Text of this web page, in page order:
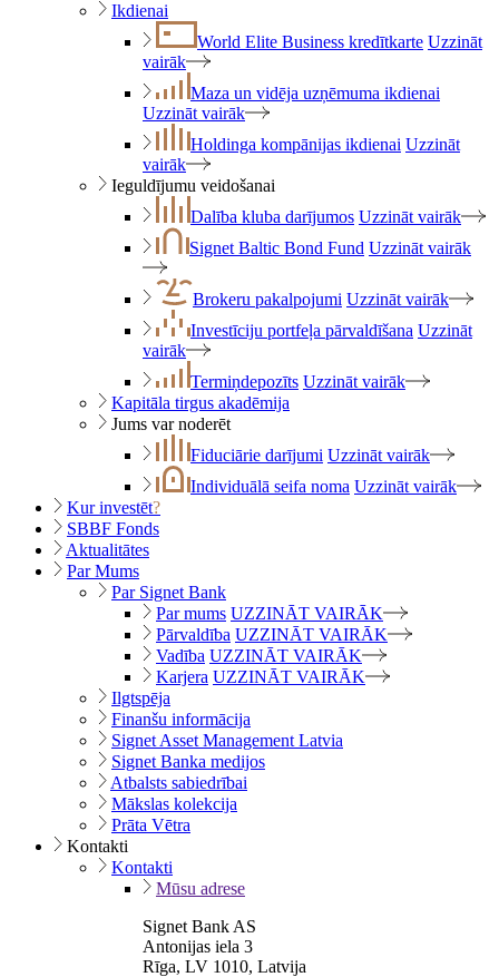
Ikdienai
World Elite Business kredītkarte Uzzināt
vairāk
Maza un vidēja uzņēmuma ikdienai
Uzzināt vairāk
Holdinga kompānijas ikdienai Uzzināt
vairāk
Ieguldījumu veidošanai
Dalība kluba darījumos Uzzināt vairāk
Signet Baltic Bond Fund Uzzināt vairāk
Brokeru pakalpojumi Uzzināt vairāk
Investīciju portfeļa pārvaldīšana Uzzināt
vairāk
Termiņdepozīts Uzzināt vairāk
Kapitāla tirgus akadēmija
Jums var noderēt
Fiduciārie darījumi Uzzināt vairāk
Individuālā seifa noma Uzzināt vairāk
Kur investēt?
SBBF Fonds
Aktualitātes
Par Mums
Par Signet Bank
Par mums UZZINĀT VAIRĀK
Pārvaldība UZZINĀT VAIRĀK
Vadība UZZINĀT VAIRĀK
Karjera UZZINĀT VAIRĀK
Ilgtspēja
Finanšu informācija
Signet Asset Management Latvia
Signet Banka medijos
Atbalsts sabiedrībai
Mākslas kolekcija
Prāta Vētra
Kontakti
Kontakti
Mūsu adrese
Signet Bank AS
Antonijas iela 3
Rīga, LV 1010, Latvija